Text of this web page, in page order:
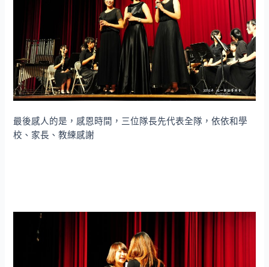
最後感人的是，感恩時間，三位隊長先代表全隊，依依和學
校、家長、教練感謝